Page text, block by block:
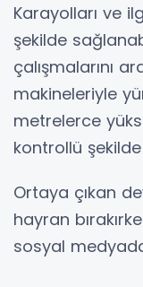
Karayolları ve
şekilde
çalışmalarını
makineleriyle
metrelerce
kontrollü
Ortaya çıkan
hayran
sosyal